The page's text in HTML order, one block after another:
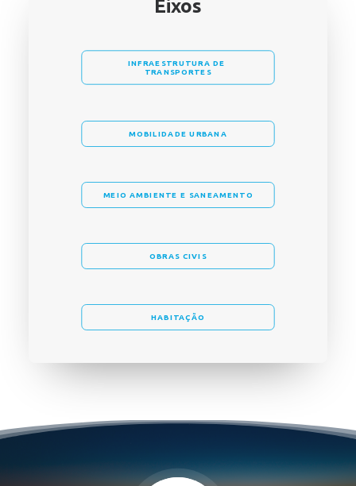
Eixos
INFRAESTRUTURA DE
TRANSPORTES
MOBILIDADE URBANA
MEIO AMBIENTE E SANEAMENTO
OBRAS CIVIS
HABITAÇÃO